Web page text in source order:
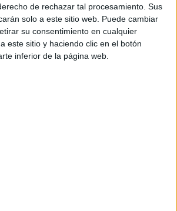
de rechazar tal procesamiento. Sus
solo a este sitio web. Puede cambiar
su consentimiento en cualquier
este sitio y haciendo clic en el botón
inferior de la página web.